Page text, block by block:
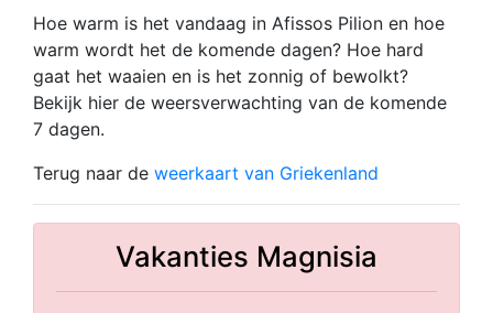
Hoe warm is het vandaag in Afissos Pilion en hoe
warm wordt het de komende dagen? Hoe hard
gaat het waaien en is het zonnig of bewolkt?
Bekijk hier de weersverwachting van de komende
7 dagen.
Terug naar de weerkaart van Griekenland
Vakanties Magnisia